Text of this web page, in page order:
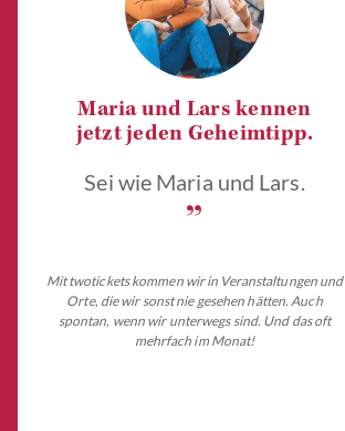
Maria und Lars kennen
jetzt jeden Geheimtipp.
Sei wie Maria und Lars.
„
Mit twotickets kommen wir in Veranstaltungen und
Orte, die wir sonst nie gesehen hätten. Auch
spontan, wenn wir unterwegs sind. Und das oft
mehrfach im Monat!